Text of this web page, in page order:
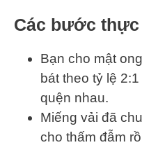
Các bước thực
Bạn cho mật
bát theo tỷ lệ
quện nhau.
Miếng vải đã
cho thấm đẫm